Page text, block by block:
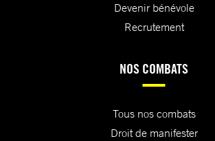
Devenir bénévole
Recrutement
NOS COMBATS
Tous nos combats
Droit de manifester